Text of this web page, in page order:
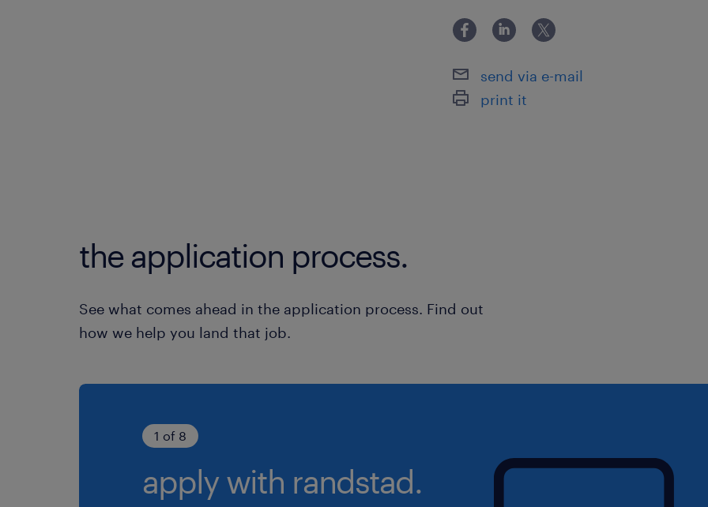
ちの方は活かしていただけます♪ ＊
レット操作に抵抗がない方
send via e-mail
print it
the application process.
See what comes ahead in the application process. Find out
how we help you land that job.
1 of 8
apply with randstad.